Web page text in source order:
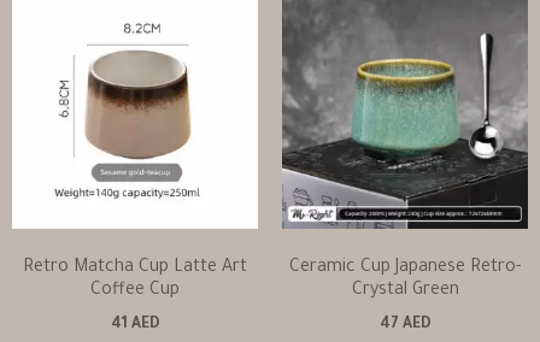
Ceramic Cup Japanese Retro-
Crystal Green
47 AED
Retro Matcha Cup Latte Art
Coffee Cup
41 AED